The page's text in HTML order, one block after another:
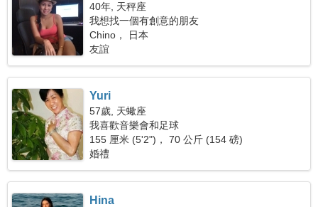
40年, 天秤座
我想找一個有創意的朋友
Chino， 日本
友誼
Yuri
57歲, 天蠍座
我喜歡音樂會和足球
155 厘米 (5'2")， 70 公斤 (154 磅)
婚禮
Hina